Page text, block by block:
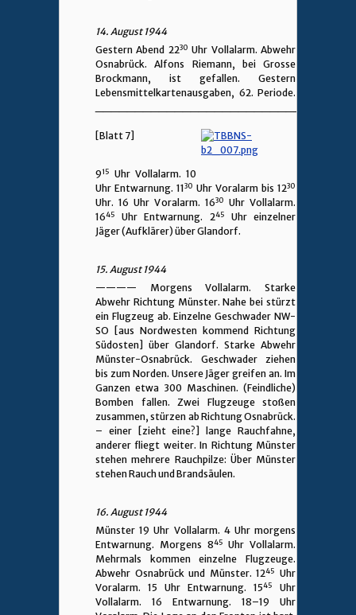
14. August 1944
Gestern Abend 2230 Uhr Vollalarm. Abwehr
Osnabrück. Alfons Riemann, bei Grosse
Brockmann, ist gefallen. Gestern
Lebensmittelkartenausgaben, 62. Periode.
[Blatt 7]
915
Uhr Vollalarm. 10
Uhr Entwarnung. 1130 Uhr Voralarm bis 1230
Uhr. 16 Uhr Voralarm. 1630
Uhr Vollalarm.
1645 Uhr Entwarnung. 245
Uhr einzelner
Jäger (Aufklärer) über Glandorf.
15. August 1944
———— Morgens Vollalarm. Starke
Abwehr Richtung Münster. Nahe bei stürzt
ein Flugzeug ab. Einzelne Geschwader NW-
SO [aus Nordwesten kommend Richtung
Südosten] über Glandorf. Starke Abwehr
Münster-Osnabrück. Geschwader ziehen
bis zum Norden. Unsere Jäger greifen an. Im
Ganzen etwa 300 Maschinen. (Feindliche)
Bomben fallen. Zwei Flugzeuge stoßen
zusammen, stürzen ab Richtung Osnabrück.
– einer [zieht eine?] lange Rauchfahne,
anderer fliegt weiter. In Richtung Münster
stehen mehrere Rauchpilze: Über Münster
stehen Rauch und Brandsäulen.
16. August 1944
Münster 19 Uhr Vollalarm. 4 Uhr morgens
Entwarnung. Morgens 845
Uhr Vollalarm.
Mehrmals kommen einzelne Flugzeuge.
Abwehr Osnabrück und Münster. 1245
Uhr
Voralarm. 15 Uhr Entwarnung. 1545
Uhr
Vollalarm. 16 Entwarnung. 18–19 Uhr